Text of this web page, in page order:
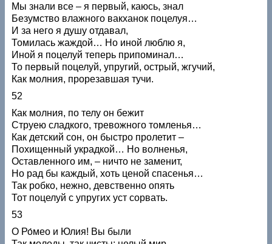
Мы знали все – я первый, каюсь, знал
Безумство влажного вакханок поцелуя…
И за него я душу отдавал,
Томилась жаждой… Но иной люблю я,
Иной я поцелуй теперь припоминал…
То первый поцелуй, упругий, острый, жгучий,
Как молния, прорезавшая тучи.
52
Как молния, по телу он бежит
Струею сладкого, тревожного томленья…
Как детский сон, он быстро пролетит –
Похищенный украдкой… Но волненья,
Оставленного им, – ничто не заменит,
Но рад бы каждый, хоть ценой спасенья…
Так робко, нежно, девственно опять
Тот поцелуй с упругих уст сорвать.
53
О Ро́мео и Юлия! Вы были